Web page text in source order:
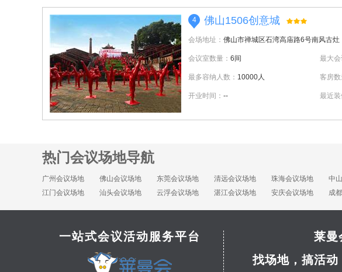
4 佛山1506创意城
会场地址： 佛山市禅城区石湾高庙路6号南风古灶
会议室数量： 6间 最大会
最多容纳人数： 10000人 客房数
开业时间： -- 最近装
热门会议场地导航
广州会议场地 佛山会议场地 东莞会议场地 清远会议场地 珠海会议场地 中
江门会议场地
汕头会议场地 云浮会议场地 湛江会议场地 安庆会议场地 成
一站式会议活动服务平台
莱曼
找场地，搞活